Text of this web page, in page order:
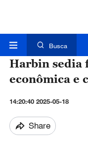
Busca
Harbin sedia
econômica e
14:20:40 2025-05-18
Share